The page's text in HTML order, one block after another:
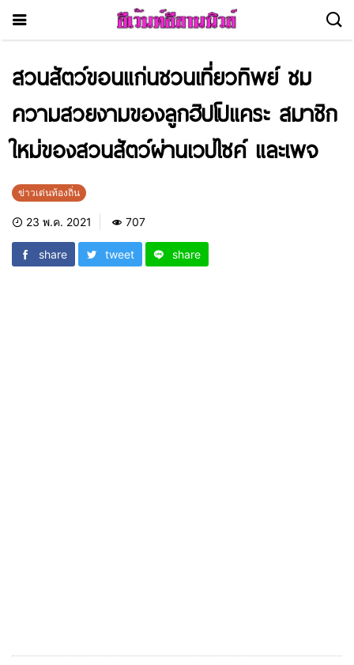
สวนสัตว์ขอนแก่นชวนเที่ยวทิพย์ ชม
ความสวยงามของลูกฮิปโปแคระ สมาชิก
ใหม่ของสวนสัตว์ผ่านเวปไซค์ และเพจ
ข่าวเด่นท้องถิ่น
23 พ.ค. 2021 707
share tweet share